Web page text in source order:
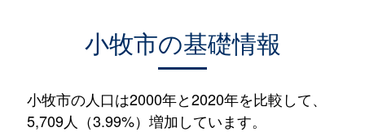
小牧市の基礎情報
小牧市の人口は2000年と2020年を比較して、
5,709人（3.99%）増加しています。